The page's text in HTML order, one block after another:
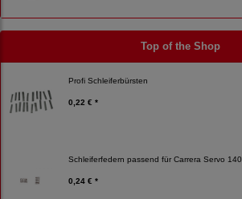
Top of the Shop
Profi Schleiferbürsten
0,22 € *
Schleiferfedern passend für Carrera Servo 140
0,24 € *